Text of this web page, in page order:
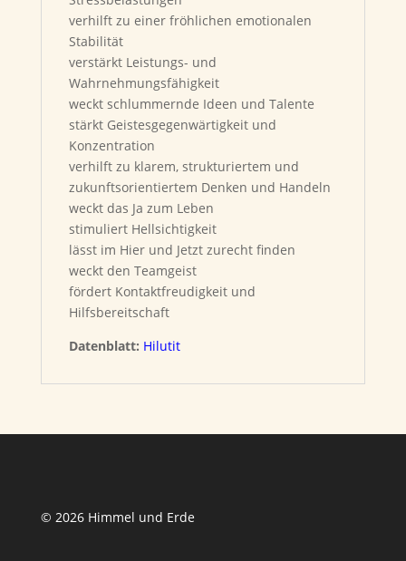
verhilft zu einer fröhlichen emotionalen
Stabilität
verstärkt Leistungs- und
Wahrnehmungsfähigkeit
weckt schlummernde Ideen und Talente
stärkt Geistesgegenwärtigkeit und
Konzentration
verhilft zu klarem, strukturiertem und
zukunftsorientiertem Denken und Handeln
weckt das Ja zum Leben
stimuliert Hellsichtigkeit
lässt im Hier und Jetzt zurecht finden
weckt den Teamgeist
fördert Kontaktfreudigkeit und
Hilfsbereitschaft
Datenblatt: Hilutit
© 2026 Himmel und Erde